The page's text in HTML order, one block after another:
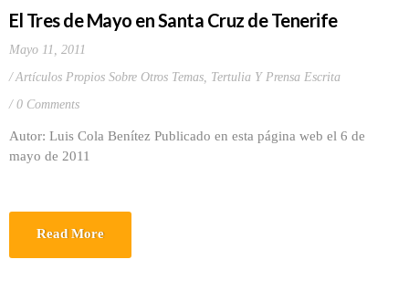
El Tres de Mayo en Santa Cruz de Tenerife
Mayo 11, 2011
Artículos Propios Sobre Otros Temas, Tertulia Y Prensa Escrita
0 Comments
Autor: Luis Cola Benítez Publicado en esta página web el 6 de
mayo de 2011
Read More